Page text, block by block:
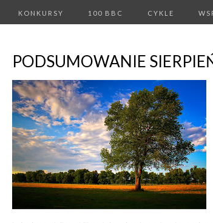
KONKURSY 100 BBC CYKLE
PODSUMOWANIE